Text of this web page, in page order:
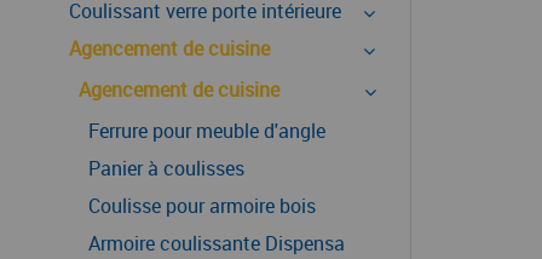
Coulissant verre porte intérieure
Agencement de cuisine
Agencement de cuisine
Ferrure pour meuble d'angle
Panier à coulisses
Coulisse pour armoire bois
Armoire coulissante Dispensa